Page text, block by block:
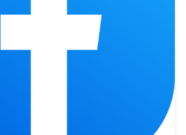
04.04.2026